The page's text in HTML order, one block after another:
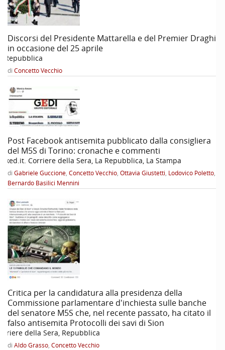
Discorsi del Presidente Mattarella e del Premier Draghi
in occasione del 25 aprile
Repubblica
di Concetto Vecchio
Post Facebook antisemita pubblicato dalla consigliera
del M5S di Torino: cronache e commenti
Corriere della Sera, La Repubblica, La Stampa
di Gabriele Guccione, Concetto Vecchio, Ottavia Giustetti, Lodovico Poletto,
Bernardo Basilici Mennini
Critica per la candidatura alla presidenza della
Commissione parlamentare d'inchiesta sulle banche
del senatore M5S che, nel recente passato, ha citato il
falso antisemita Protocolli dei savi di Sion
della Sera, Repubblica
di Aldo Grasso, Concetto Vecchio